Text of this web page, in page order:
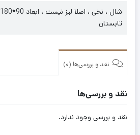
تابستان
نقد و بررسی‌ها (0)
نقد و بررسی‌ها
نقد و بررسی وجود ندارد.